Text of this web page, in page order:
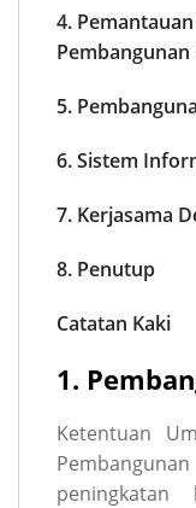
4.
Pembangunan
5.
6. Sistem
7. Kerjasama
8. Penutup
Catatan Kaki
1.
Ketentuan
peningkatan